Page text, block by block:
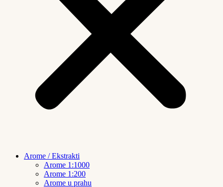
Arome / Ekstrakti
Arome 1:1000
Arome 1:200
Arome u prahu